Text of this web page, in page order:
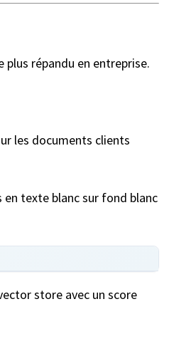
plus répandu en entreprise.
les documents clients
texte blanc sur fond blanc
store avec un score